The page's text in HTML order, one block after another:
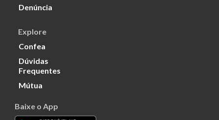
Denúncia
Explore
Confea
Dúvidas
Frequentes
Mútua
Baixe o App